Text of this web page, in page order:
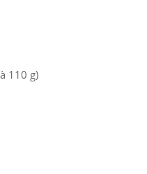
110 g)